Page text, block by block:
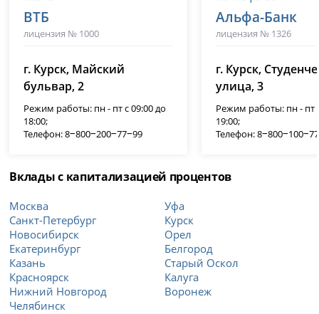
ВТБ
лицензия № 1000
г. Курск, Майский
бульвар, 2
Режим работы: пн - пт с 09:00 до
18:00;
Телефон: 8‒800‒200‒77‒99
Альфа-Банк
лицензия № 1326
г. Курск,
улица, 3
Режим работы: пн - пт
19:00;
Телефон:
Вклады с капитализацией процентов
Москва
Санкт-Петербург
Новосибирск
Екатеринбург
Казань
Красноярск
Нижний Новгород
Челябинск
Уфа
Курск
Орел
Белгород
Старый Оскол
Калуга
Воронеж